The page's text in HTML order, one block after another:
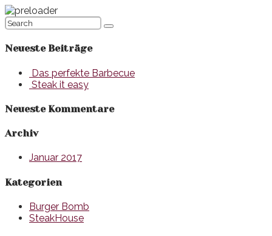
Neueste Beiträge
Das perfekte Barbecue
Steak it easy
Neueste Kommentare
Archiv
Januar 2017
Kategorien
Burger Bomb
SteakHouse